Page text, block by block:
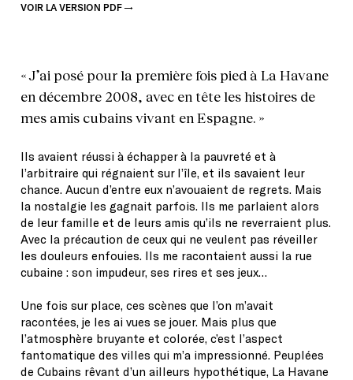
VOIR LA VERSION PDF
« J’ai posé pour la première fois pied à La Havane
en décembre 2008, avec en tête les histoires de
mes amis cubains vivant en Espagne. »
Ils avaient réussi à échapper à la pauvreté et à
l’arbitraire qui régnaient sur l’île, et ils savaient leur
chance. Aucun d’entre eux n’avouaient de regrets. Mais
la nostalgie les gagnait parfois. Ils me parlaient alors
de leur famille et de leurs amis qu’ils ne reverraient plus.
Avec la précaution de ceux qui ne veulent pas réveiller
les douleurs enfouies. Ils me racontaient aussi la rue
cubaine : son impudeur, ses rires et ses jeux…
Une fois sur place, ces scènes que l’on m’avait
racontées, je les ai vues se jouer. Mais plus que
l’atmosphère bruyante et colorée, c’est l’aspect
fantomatique des villes qui m’a impressionné. Peuplées
de Cubains rêvant d’un ailleurs hypothétique, La Havane